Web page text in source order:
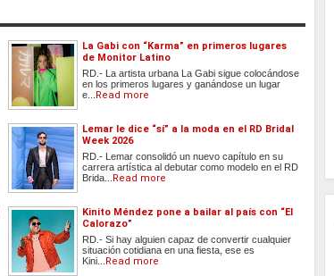
La Gabi con “Karma” en primeros lugares
de Monitor Latino
RD.- La artista urbana La Gabi sigue colocándose
en los primeros lugares y ganándose un lugar
e... Read more
Lemar le dice “sí” a la moda en el RD Bridal
Week 2026
RD.- Lemar consolidó un nuevo capítulo en su
carrera artística al debutar como modelo en el RD
Brida... Read more
Kinito Méndez pone a bailar al país con “El
Calorazo”
RD.- Si hay alguien capaz de convertir cualquier
situación cotidiana en una fiesta, ese es
Kini... Read more